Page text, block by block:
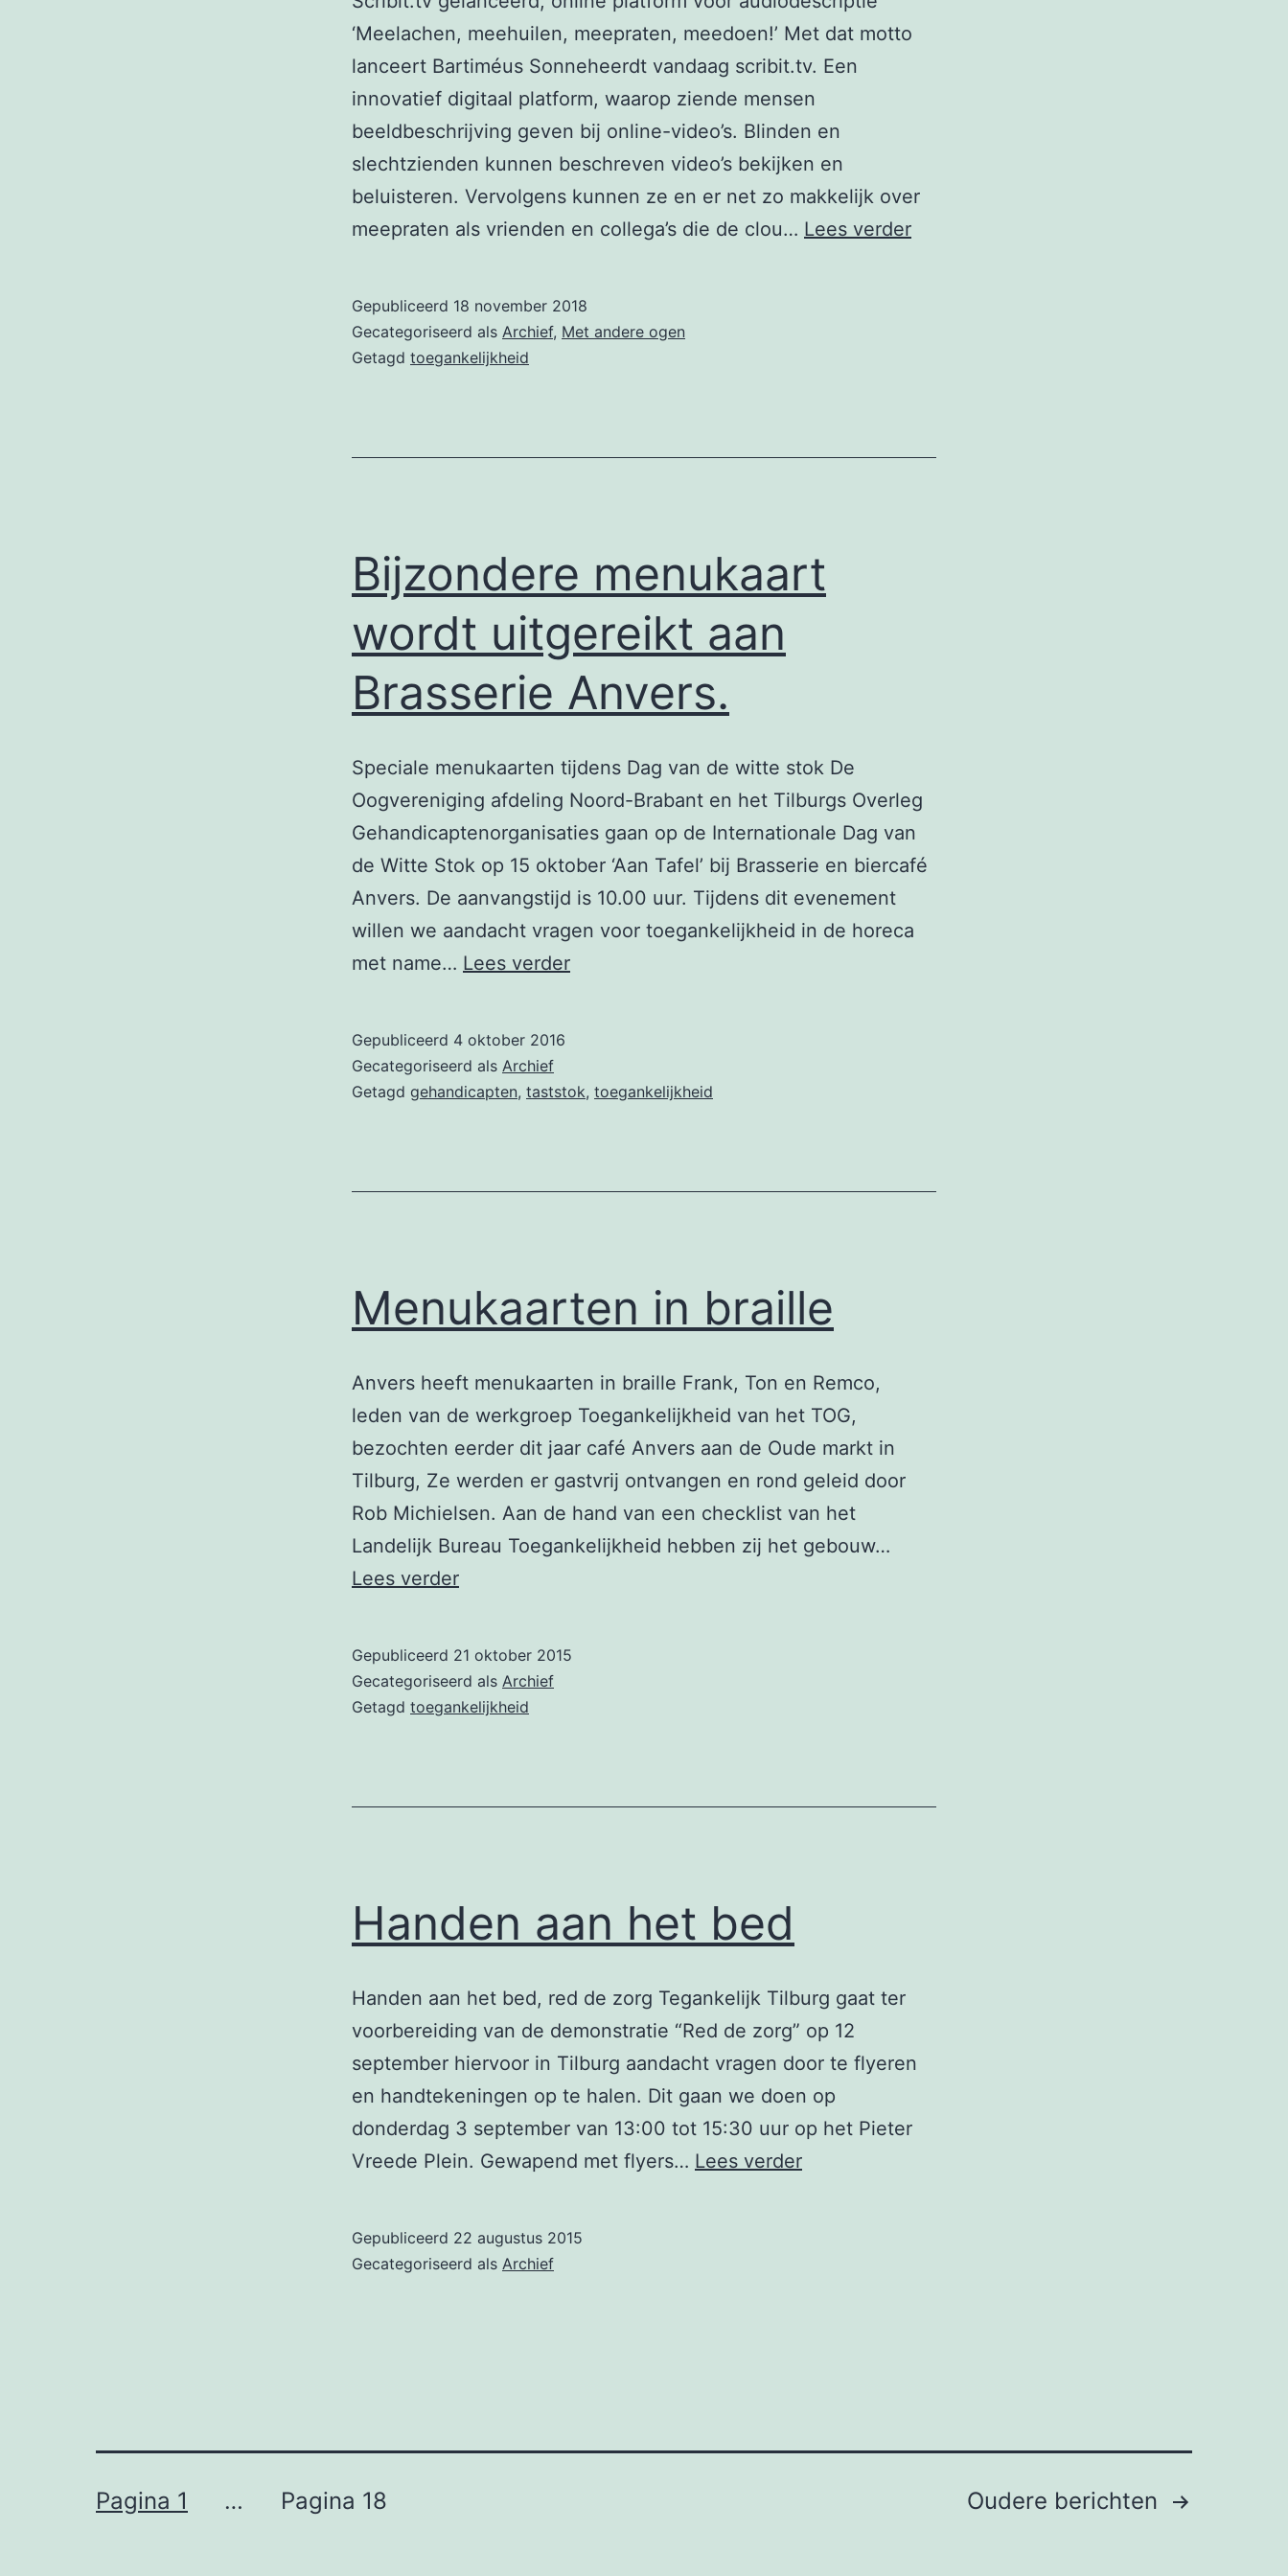
‘Meelachen, meehuilen, meepraten, meedoen!’ Met dat motto
lanceert Bartiméus Sonneheerdt vandaag scribit.tv. Een
innovatief digitaal platform, waarop ziende mensen
beeldbeschrijving geven bij online-video’s. Blinden en
slechtzienden kunnen beschreven video’s bekijken en
beluisteren. Vervolgens kunnen ze en er net zo makkelijk over
meepraten als vrienden en collega’s die de clou… Lees verderScribit.tv,
Gepubliceerd 18 november 2018
Gecategoriseerd als Archief, Met andere ogen
Getagd toegankelijkheid
Bijzondere menukaart
wordt uitgereikt aan
Brasserie Anvers.
Speciale menukaarten tijdens Dag van de witte stok De
Oogvereniging afdeling Noord-Brabant en het Tilburgs Overleg
Gehandicaptenorganisaties gaan op de Internationale Dag van
de Witte Stok op 15 oktober ‘Aan Tafel’ bij Brasserie en biercafé
Anvers. De aanvangstijd is 10.00 uur. Tijdens dit evenement
willen we aandacht vragen voor toegankelijkheid in de horeca
met name… Lees verderBijzondere
aan
Gepubliceerd 4 oktober 2016
Gecategoriseerd als Archief
Getagd gehandicapten, taststok, toegankelijkheid
Menukaarten in braille
Anvers heeft menukaarten in braille Frank, Ton en Remco,
leden van de werkgroep Toegankelijkheid van het TOG,
bezochten eerder dit jaar café Anvers aan de Oude markt in
Tilburg, Ze werden er gastvrij ontvangen en rond geleid door
Rob Michielsen. Aan de hand van een checklist van het
Landelijk Bureau Toegankelijkheid hebben zij het gebouw…
Lees verderMenukaarten
Gepubliceerd 21 oktober 2015
Gecategoriseerd als Archief
Getagd toegankelijkheid
Handen aan het bed
Handen aan het bed, red de zorg Tegankelijk Tilburg gaat ter
voorbereiding van de demonstratie “Red de zorg” op 12
september hiervoor in Tilburg aandacht vragen door te flyeren
en handtekeningen op te halen. Dit gaan we doen op
donderdag 3 september van 13:00 tot 15:30 uur op het Pieter
Vreede Plein. Gewapend met flyers… Lees verderHanden
Gepubliceerd 22 augustus 2015
Gecategoriseerd als Archief
Berichten
Pagina 1 … Pagina 18 Oudere berichten